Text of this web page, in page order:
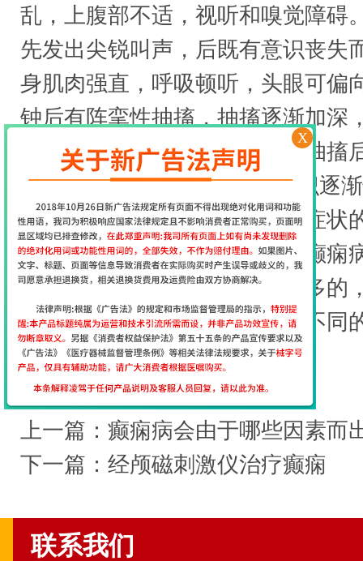
乱，上腹部不适，视听和嗅觉障碍
先发出尖锐叫声，后既有意识丧失
身肌肉强直，呼吸顿听，头眼可偏
钟后有阵挛性抽搐，抽搐逐渐加深
钟。部分病人有大小便失禁、抽搐
或进入昏睡(昏睡期)，此后意识逐
通过上述对癫痫病的早期症状
相信大家都已经有所了解了。癫痫
的时候，治疗的方法是比较的多的
类的癫痫病治疗的方法是有所不同
患者早日康复!
上一篇： 癫痫病会由于哪些因素而
下一篇： 经颅磁刺激仪治疗癫痫
联系我们
X